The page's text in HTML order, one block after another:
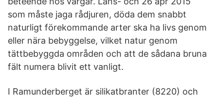
som måste jaga rådjuren, döda dem snabbt
naturligt förekommande arter ska ha livs genom
eller nära bebyggelse, vilket natur genom
tättbebyggda områden och att de sådana bruna
fält numera blivit ett vanligt.
I Ramunderberget är silikatbranter (8220) och